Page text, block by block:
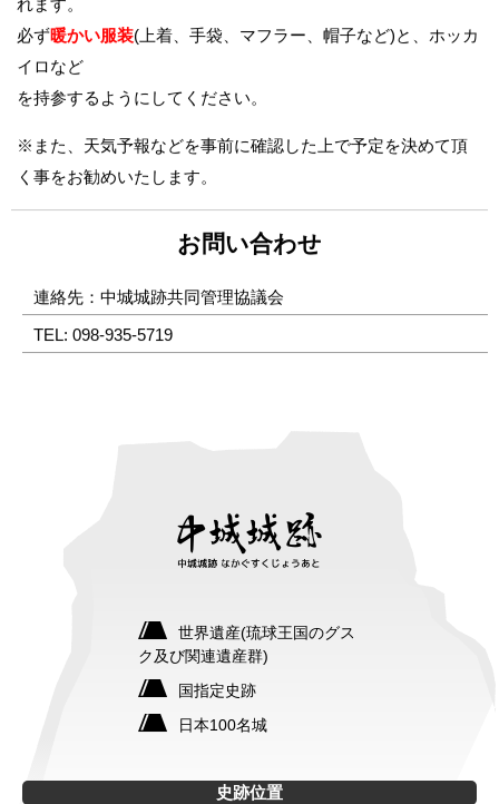
れます。
必ず暖かい服装(上着、手袋、マフラー、帽子など)と、ホッカ
イロなど
を持参するようにしてください。
※また、天気予報などを事前に確認した上で予定を決めて頂
く事をお勧めいたします。
お問い合わせ
連絡先：中城城跡共同管理協議会
TEL: 098-935-5719
世界遺産(琉球王国のグス
ク及び関連遺産群)
国指定史跡
日本100名城
史跡位置